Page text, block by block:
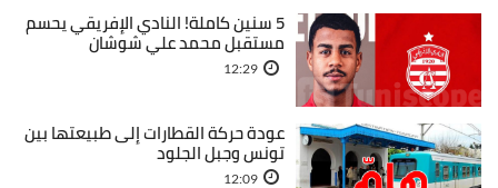
5 سنين كاملة! النادي الإفريقي يحسم
مستقبل محمد علي شوشان
12:29
عودة حركة القطارات إلى طبيعتها بين
تونس وجبل الجلود
12:09